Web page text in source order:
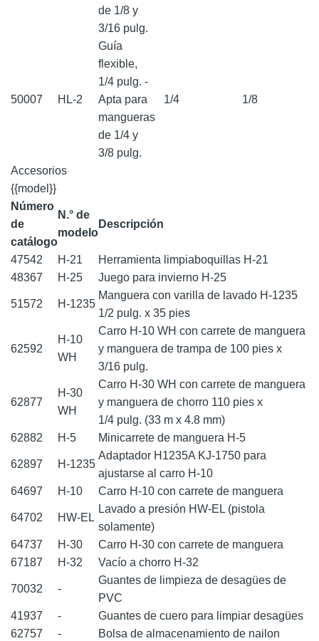
de 1/8 y
3/16 pulg.
50007 HL-2
Guía
f lexible,
1/4 pulg. -
Apta para
mangueras
de 1/4 y
3/8 pulg.
1/4 1/8
Accesorios
{{model}}
Número
de
catálogo
N.° de
modelo
Descripción
47542 H-21
Herramienta limpiaboquillas H-21
48367
H-25 Juego para invierno H-25
51572 H-1235
Manguera con varilla de lavado H-1235
1/2 pulg. x 35 pies
62592
H-10
WH
Carro H-10 WH con carrete de manguera
y manguera de trampa de 100 pies x
3/16 pulg.
62877
H-30
WH
Carro H-30 WH con carrete de manguera
y manguera de chorro 110 pies x
1/4 pulg. (33 m x 4.8 mm)
62882
H-5 Minicarrete de manguera H-5
62897 H-1235
Adaptador H1235A KJ-1750 para
ajustarse al carro H-10
64697
H-10 Carro H-10 con carrete de manguera
64702 HW-EL
Lavado a presión HW-EL (pistola
solamente)
64737
H-30
Carro H-30 con carrete de manguera
67187
H-32 Vacío a chorro H-32
70032 -
Guantes de limpieza de desagües de
PVC
41937
-
Guantes de cuero para limpiar desagües
62757
- Bolsa de almacenamiento de nailon